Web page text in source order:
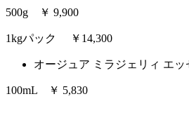
500g ￥ 9,900
1kgパック ￥14,300
オージュア ミラジェリィ エッ
100mL ￥ 5,830